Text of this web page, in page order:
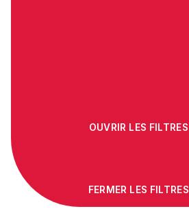
OUVRIR LES FILTRES
FERMER LES FILTRES